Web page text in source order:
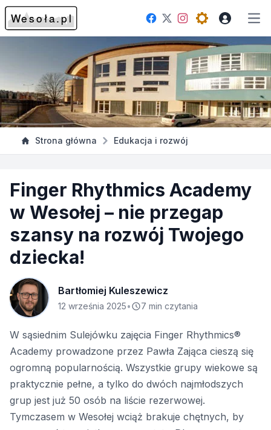
Facebook
TwitterInstagram
Open theme
Strona główna Edukacja i rozwój
Finger Rhythmics Academy
w Wesołej – nie przegap
szansy na rozwój Twojego
dziecka!
Bartłomiej Kuleszewicz
12 września 2025• 7 min czytania
W sąsiednim Sulejówku zajęcia Finger Rhythmics®
Academy prowadzone przez Pawła Zająca cieszą się
ogromną popularnością. Wszystkie grupy wiekowe są
praktycznie pełne, a tylko do dwóch najmłodszych
grup jest już 50 osób na liście rezerwowej.
Tymczasem w Wesołej wciąż brakuje chętnych, by